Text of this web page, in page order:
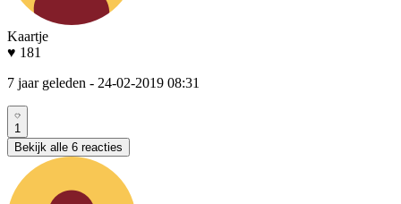
Kaartje
♥ 181
7 jaar geleden - 24-02-2019 08:31
1
Bekijk alle 6 reacties